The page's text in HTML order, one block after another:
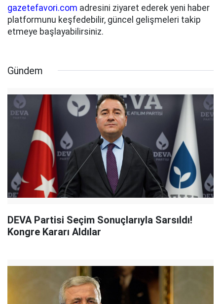
gazetefavori.com adresini ziyaret ederek yeni haber
platformunu keşfedebilir, güncel gelişmeleri takip
etmeye başlayabilirsiniz.
Gündem
DEVA Partisi Seçim Sonuçlarıyla Sarsıldı!
Kongre Kararı Aldılar